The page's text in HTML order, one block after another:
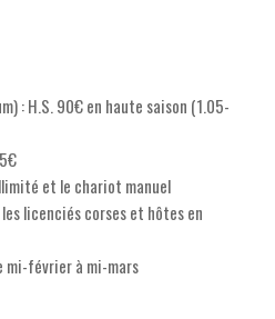
: H.S. 90€ en haute saison (1.05-
et le chariot manuel
licenciés corses et hôtes en
mi-février à mi-mars